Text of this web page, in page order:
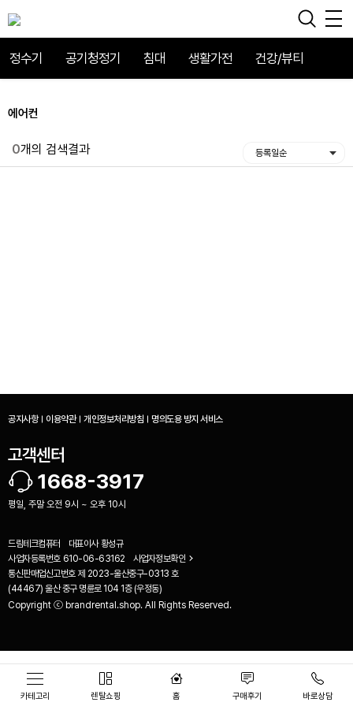
정수기 공기청정기 침대 생활가전 건강/뷰티
에어컨
0개의 검색결과 등록일순
공지사항 이용약관 개인정보처리방침 명의도용 방지 서비스
고객센터
1668-3917
평일, 주말 오전 9시 ~ 오후 10시
드림테크컴퓨터 대표이사 황성규
사업자등록번호 610-06-63162
사업자정보확인
통신판매업신고번호 제 2023-울산중구-0313 호
(44467) 울산 중구 명륜로 104 1층 (우정동)
Copyright ⓒ brandrental.shop. All Rights Reserved.
카테고리 렌탈쇼핑 홈 구매후기 바로상담